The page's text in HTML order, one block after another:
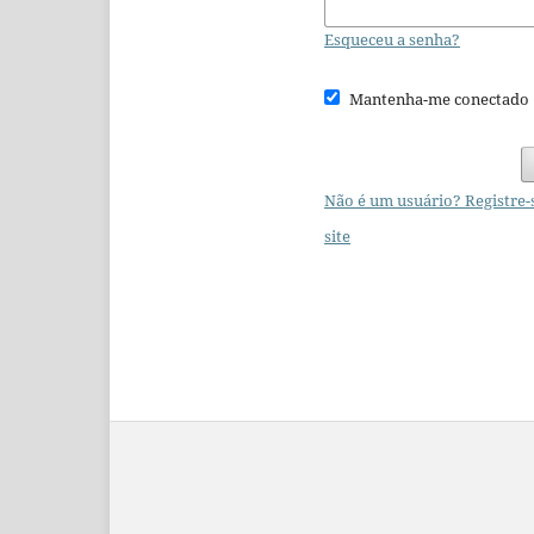
Esqueceu a senha?
Mantenha-me conectado
Não é um usuário? Registre-
site